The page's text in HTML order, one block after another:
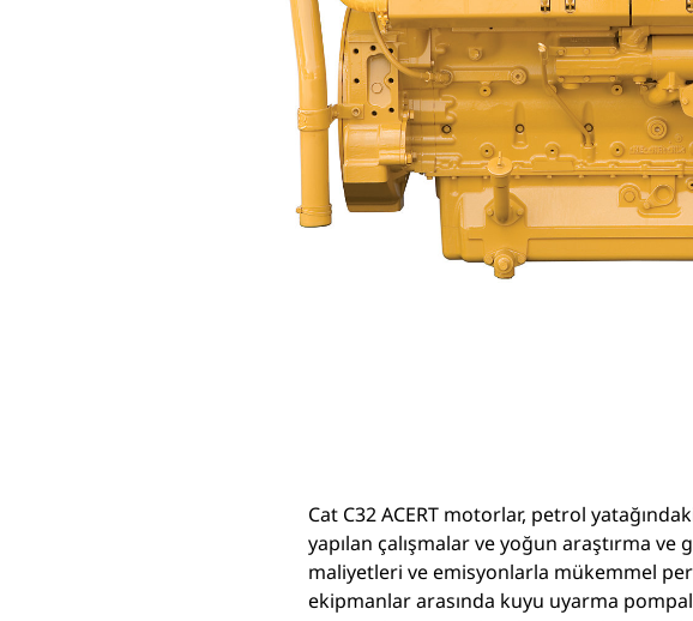
Cat C32 ACERT motorlar, petrol
yapılan çalışmalar ve yoğun araştırma ve
maliyetleri ve emisyonlarla mükemmel
ekipmanlar arasında kuyu uyarma